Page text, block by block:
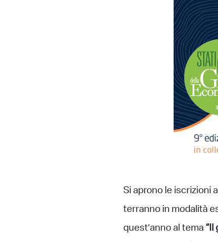
Si aprono le iscrizioni
terranno in modalità
quest’anno al tema “Il